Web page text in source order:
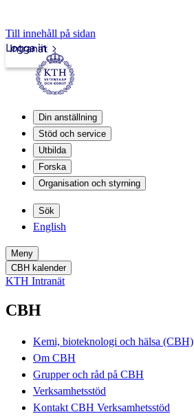
Till innehåll på sidan
Intranät
Logga in
Din anställning
Stöd och service
Utbilda
Forska
Organisation och styrning
Sök
English
Meny
CBH kalender
KTH Intranät
CBH
Kemi, bioteknologi och hälsa (CBH)
Om CBH
Grupper och råd på CBH
Verksamhetsstöd
Kontakt CBH Verksamhetsstöd